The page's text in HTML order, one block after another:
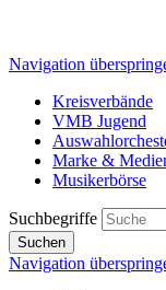
Navigation
Kreisverbände
VMB Jugend
Marke &
Musikerbörse
Suchbegriffe
Suchen
Navigation